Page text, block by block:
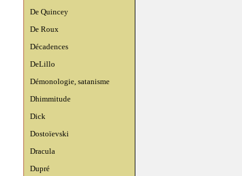
De Quincey
De Roux
Décadences
DeLillo
Démonologie, satanisme
Dhimmitude
Dick
Dostoïevski
Dracula
Dupré